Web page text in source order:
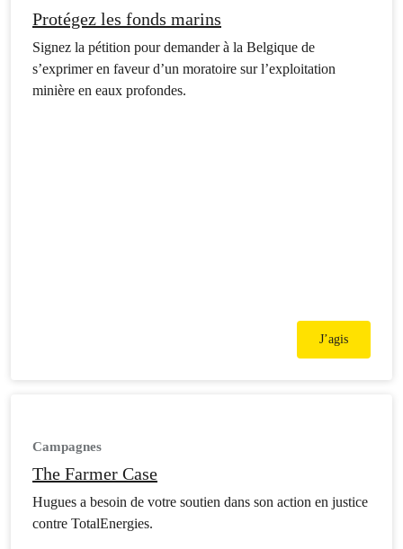
Protégez les fonds marins
Signez la pétition pour demander à la Belgique de
s’exprimer en faveur d’un moratoire sur l’exploitation
minière en eaux profondes.
J’agis
Campagnes
The Farmer Case
Hugues a besoin de votre soutien dans son action en justice
contre TotalEnergies.